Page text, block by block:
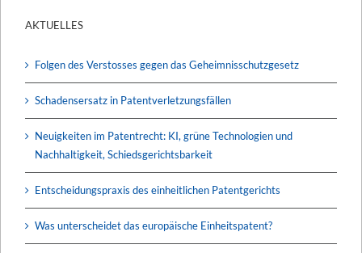
AKTUELLES
Folgen des Verstosses gegen das Geheimnisschutzgesetz
Schadensersatz in Patentverletzungsfällen
Neuigkeiten im Patentrecht: KI, grüne Technologien und
Nachhaltigkeit, Schiedsgerichtsbarkeit
Entscheidungspraxis des einheitlichen Patentgerichts
Was unterscheidet das europäische Einheitspatent?